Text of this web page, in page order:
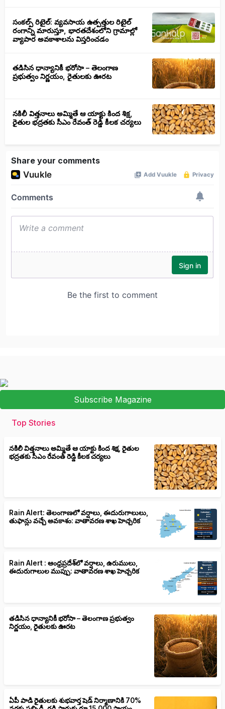
సంకల్ప్ రిటైల్: వ్యవసాయ ఉత్పత్తుల రిటైల్
రంగాన్ని మారుస్తూ, భారతదేశంలోని గ్రామాల్లో
వ్యాపార అవకాశాలను విస్తరించడం
తడిసిన ధాన్యానికీ భరోసా – తెలంగాణ
ప్రభుత్వం నిర్ణయం, రైతులకు ఊరట
నకిలీ విత్తనాలు అమ్మితే ఆ యాక్టు కింద శిక్ష,
రైతుల భద్రతకు సీఎం రేవంత్ రెడ్డి కీలక చర్యలు
Share your comments
Subscribe Magazine
Top Stories
నకిలీ విత్తనాలు అమ్మితే ఆ యాక్టు కింద శిక్ష, రైతుల
భద్రతకు సీఎం రేవంత్ రెడ్డి కీలక చర్యలు
Rain Alert: తెలంగాణలో వర్షాలు, ఈదురుగాలులు,
తుఫాన్లు వచ్చే అవకాశం: వాతావరణ శాఖ హెచ్చరిక
Rain Alert : ఆంధ్రప్రదేశ్‌లో వర్షాలు, ఉరుములు,
ఈదురుగాలుల ముప్పు: వాతావరణ శాఖ హెచ్చరిక
తడిసిన ధాన్యానికీ భరోసా – తెలంగాణ ప్రభుత్వం
నిర్ణయం, రైతులకు ఊరట
ఏపీ పాడి రైతులకు శుభవార్త షెడ్ నిర్మాణానికి 70%